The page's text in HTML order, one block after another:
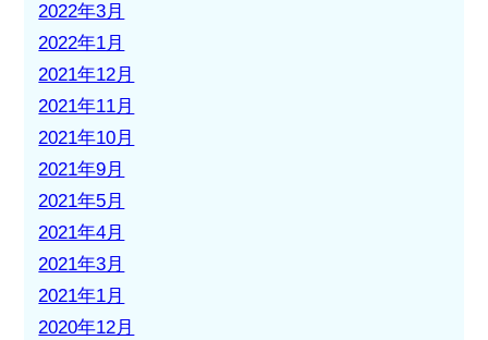
2022年3月
2022年1月
2021年12月
2021年11月
2021年10月
2021年9月
2021年5月
2021年4月
2021年3月
2021年1月
2020年12月